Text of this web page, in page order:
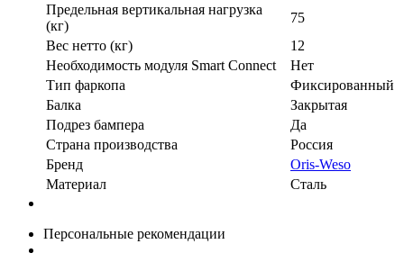
Предельная вертикальная нагрузка
(кг)
75
Вес нетто (кг)
12
Необходимость модуля Smart Connect
Нет
Тип фаркопа
Фиксированный
Балка
Закрытая
Подрез бампера
Да
Страна производства
Россия
Бренд
Oris-Weso
Материал
Сталь
Персональные рекомендации